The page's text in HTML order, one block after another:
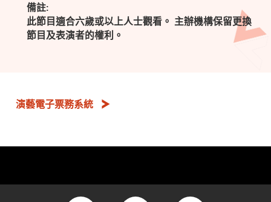
備註:
此節目適合六歲或以上人士觀看。 主辦機構保留更換
節目及表演者的權利。
演藝電子票務系統